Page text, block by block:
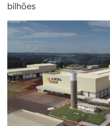
bilhões